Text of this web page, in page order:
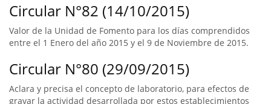
Circular N°82 (14/10/2015)
Valor de la Unidad de Fomento para los días comprendidos
entre el 1 Enero del año 2015 y el 9 de Noviembre de 2015.
Circular N°80 (29/09/2015)
Aclara y precisa el concepto de laboratorio, para efectos de
gravar la actividad desarrollada por estos establecimientos